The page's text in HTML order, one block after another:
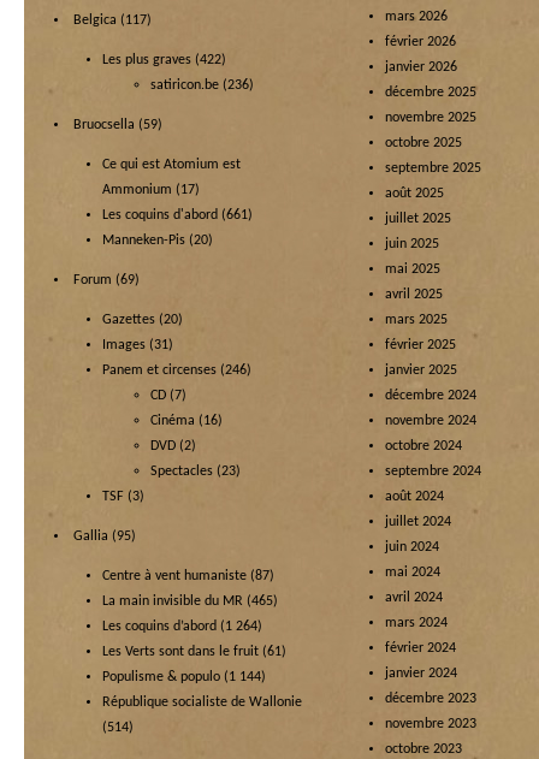
Belgica (117)
Les plus graves (422)
satiricon.be (236)
Bruocsella (59)
Ce qui est Atomium est
Ammonium (17)
Les coquins d'abord (661)
Manneken-Pis (20)
Forum (69)
Gazettes (20)
Images (31)
Panem et circenses (246)
CD (7)
Cinéma (16)
DVD (2)
Spectacles (23)
TSF (3)
Gallia (95)
Centre à vent humaniste (87)
La main invisible du MR (465)
Les coquins d’abord (1 264)
Les Verts sont dans le fruit (61)
Populisme & populo (1 144)
République socialiste de Wallonie
(514)
mars 2026
février 2026
janvier 2026
décembre 2025
novembre 2025
octobre 2025
septembre 2025
août 2025
juillet 2025
juin 2025
mai 2025
avril 2025
mars 2025
février 2025
janvier 2025
décembre 2024
novembre 2024
octobre 2024
septembre 2024
août 2024
juillet 2024
juin 2024
mai 2024
avril 2024
mars 2024
février 2024
janvier 2024
décembre 2023
novembre 2023
octobre 2023